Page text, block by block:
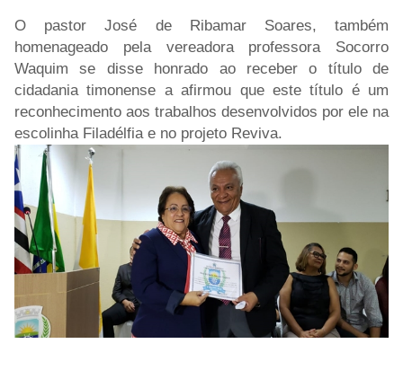
O pastor José de Ribamar Soares, também
homenageado pela vereadora professora Socorro
Waquim se disse honrado ao receber o título de
cidadania timonense a afirmou que este título é um
reconhecimento aos trabalhos desenvolvidos por ele na
escolinha Filadélfia e no projeto Reviva.